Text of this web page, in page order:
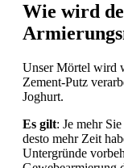
Wie wird
Unser Mörtel wird
Zement-Putz
Joghurt.
Es gilt: Je mehr
desto mehr Zeit
Untergründe